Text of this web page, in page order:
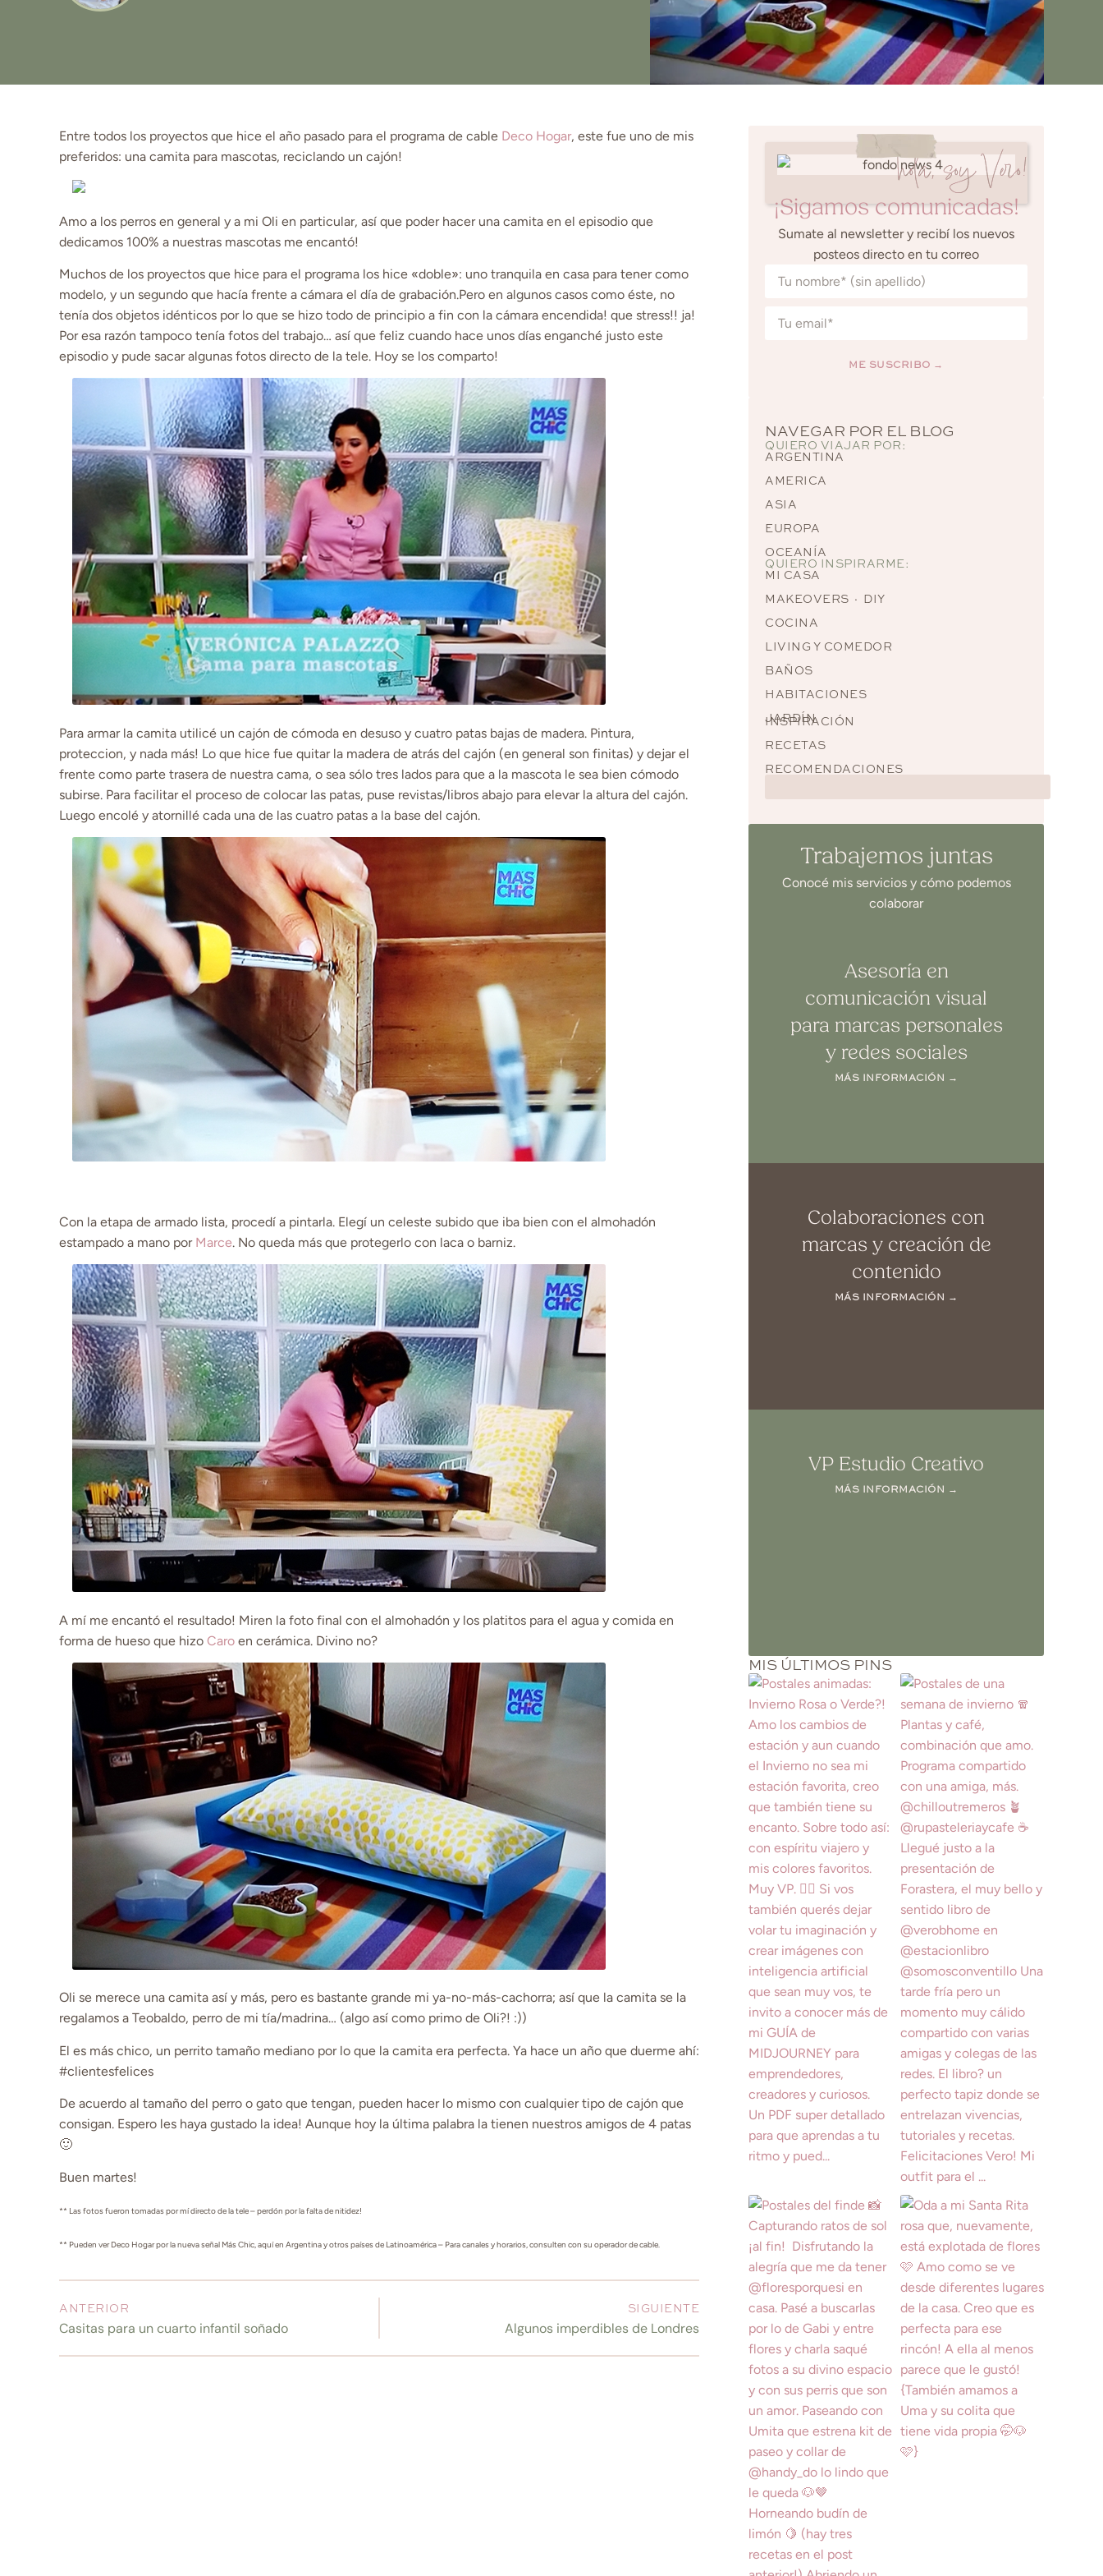
Entre todos los proyectos que hice el año pasado para el programa de cable Deco Hogar, este fue uno de mis
preferidos: una camita para mascotas, reciclando un cajón!
Amo a los perros en general y a mi Oli en particular, así que poder hacer una camita en el episodio que
dedicamos 100% a nuestras mascotas me encantó!
Muchos de los proyectos que hice para el programa los hice «doble»: uno tranquila en casa para tener como
modelo, y un segundo que hacía frente a cámara el día de grabación.Pero en algunos casos como éste, no
tenía dos objetos idénticos por lo que se hizo todo de principio a fin con la cámara encendida! que stress!! ja!
Por esa razón tampoco tenía fotos del trabajo… así que feliz cuando hace unos días enganché justo este
episodio y pude sacar algunas fotos directo de la tele. Hoy se los comparto!
Para armar la camita utilicé un cajón de cómoda en desuso y cuatro patas bajas de madera. Pintura,
proteccion, y nada más! Lo que hice fue quitar la madera de atrás del cajón (en general son finitas) y dejar el
frente como parte trasera de nuestra cama, o sea sólo tres lados para que a la mascota le sea bien cómodo
subirse. Para facilitar el proceso de colocar las patas, puse revistas/libros abajo para elevar la altura del cajón.
Luego encolé y atornillé cada una de las cuatro patas a la base del cajón.
Con la etapa de armado lista, procedí a pintarla. Elegí un celeste subido que iba bien con el almohadón
estampado a mano por Marce. No queda más que protegerlo con laca o barniz.
A mí me encantó el resultado! Miren la foto final con el almohadón y los platitos para el agua y comida en
forma de hueso que hizo Caro en cerámica. Divino no?
Oli se merece una camita así y más, pero es bastante grande mi ya-no-más-cachorra; así que la camita se la
regalamos a Teobaldo, perro de mi tía/madrina… (algo así como primo de Oli?! :))
El es más chico, un perrito tamaño mediano por lo que la camita era perfecta. Ya hace un año que duerme ahí:
#clientesfelices
De acuerdo al tamaño del perro o gato que tengan, pueden hacer lo mismo con cualquier tipo de cajón que
consigan. Espero les haya gustado la idea! Aunque hoy la última palabra la tienen nuestros amigos de 4 patas
🙂
Buen martes!
** Las fotos fueron tomadas por mí directo de la tele – perdón por la falta de nitidez!
** Pueden ver Deco Hogar por la nueva señal Más Chic, aquí en Argentina y otros países de Latinoamérica – Para canales y horarios, consulten con su operador de cable.
ANTERIOR
Casitas para un cuarto infantil soñado
SIGUIENTE
Algunos imperdibles de Londres
hola, soy Vero!
¡Sigamos comunicadas!
Sumate al newsletter y recibí los nuevos
posteos directo en tu correo
ME SUSCRIBO →
NAVEGAR POR EL BLOG
QUIERO VIAJAR POR:
ARGENTINA
AMERICA
ASIA
EUROPA
OCEANÍA
QUIERO INSPIRARME:
MI CASA
MAKEOVERS · DIY
COCINA
LIVING Y COMEDOR
BAÑOS
HABITACIONES
JARDÍN
INSPIRACIÓN
RECETAS
RECOMENDACIONES
Trabajemos juntas
Conocé mis servicios y cómo podemos
colaborar
Asesoría en
comunicación visual
para marcas personales
y redes sociales
MÁS INFORMACIÓN →
Colaboraciones con
marcas y creación de
contenido
MÁS INFORMACIÓN →
VP Estudio Creativo
MÁS INFORMACIÓN →
MIS ÚLTIMOS PINS